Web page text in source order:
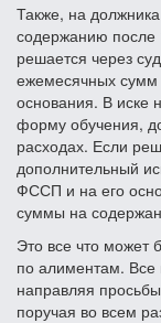
Также, на
содержанию после
решается через
ежемесячных сумм
основания. В иске
форму обучения,
расходах. Если
дополнительный
ФССП и на его
суммы на
Это все что может
по алиментам.
направляя
поручая во всем